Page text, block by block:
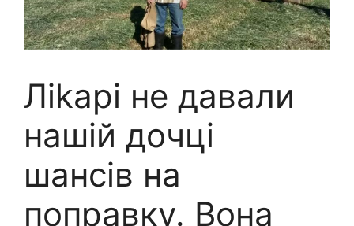
Ліkарі не давали
нашій дочці
шансів на
поправку. Вона